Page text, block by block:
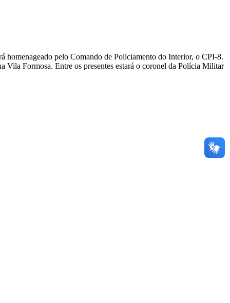
homenageado pelo Comando de Policiamento do Interior, o CPI-8.
Vila Formosa. Entre os presentes estará o coronel da Polícia Militar